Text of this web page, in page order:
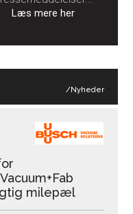
Læs mere her
/Nyheder
milepæl